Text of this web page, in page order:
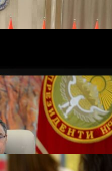
ГЕНДЕРДИК
ЗОМБУЛУКТАН КОРГОО
07.08.2026
КЫРГЫЗ ТАРЫХЫ
КАГАН» КӨРКӨМ
АЛДЫНДА
07.08.2026
ПРЕЗИДЕНТ САДЫР